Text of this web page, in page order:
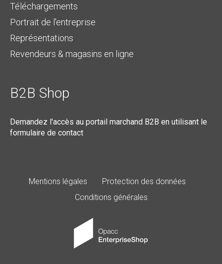
Téléchargements
Portrait de l'entreprise
Représentations
Revendeurs & magasins en ligne
B2B Shop
Demandez l'accès au portail marchand B2B en utilisant le
formulaire de contact
Mentions légales
Protection des données
Conditions générales